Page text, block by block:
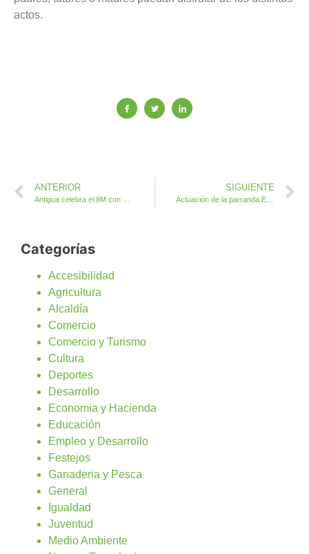
actos.
ANTERIOR SIGUIENTE
Actuación de la parranda El Callao en el Mercado Agrícola de Antigua
Categorías
Accesibilidad
Agricultura
Alcaldía
Comercio
Comercio y Turismo
Cultura
Deportes
Desarrollo
Economia y Hacienda
Educación
Empleo y Desarrollo
Festejos
Ganaderia y Pesca
General
Igualdad
Juventud
Medio Ambiente